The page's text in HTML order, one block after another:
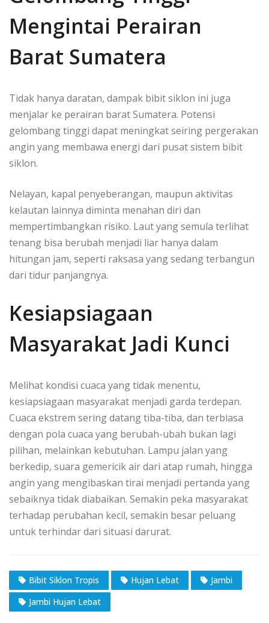
Mengintai Perairan
Barat Sumatera
Tidak hanya daratan, dampak bibit siklon ini juga
menjalar ke perairan barat Sumatera. Potensi
gelombang tinggi dapat meningkat seiring pergerakan
angin yang membawa energi dari pusat sistem bibit
siklon.
Nelayan, kapal penyeberangan, maupun aktivitas
kelautan lainnya diminta menahan diri dan
mempertimbangkan risiko. Laut yang semula terlihat
tenang bisa berubah menjadi liar hanya dalam
hitungan jam, seperti raksasa yang sedang terbangun
dari tidur panjangnya.
Kesiapsiagaan
Masyarakat Jadi Kunci
Melihat kondisi cuaca yang tidak menentu,
kesiapsiagaan masyarakat menjadi garda terdepan.
Cuaca ekstrem sering datang tiba-tiba, dan terbiasa
dengan pola cuaca yang berubah-ubah bukan lagi
pilihan, melainkan kebutuhan. Lampu jalan yang
berkedip, suara gemericik air dari atap rumah, hingga
angin yang mengibaskan tirai menjadi pertanda yang
sebaiknya tidak diabaikan. Semakin peka masyarakat
terhadap perubahan kecil, semakin besar peluang
untuk terhindar dari situasi darurat.
Bibit Siklon Tropis Hujan Lebat
Jambi
Jambi Hujan Lebat